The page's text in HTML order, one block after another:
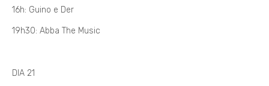
16h: Guino e Der
19h30: Abba The Music
DIA 21